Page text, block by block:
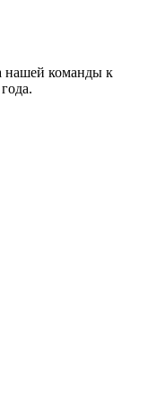
нашей команды к